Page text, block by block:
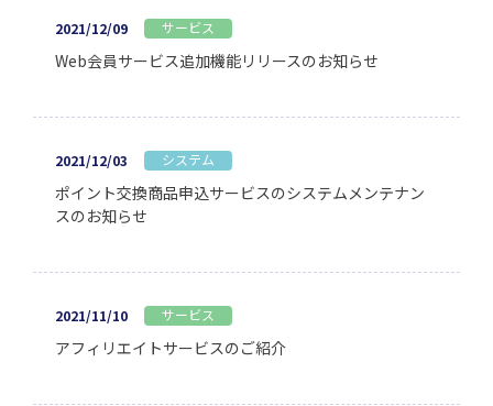
2021/12/09 サービス
Web会員サービス追加機能リリースのお知らせ
2021/12/03 システム
ポイント交換商品申込サービスのシステムメンテナン
スのお知らせ
2021/11/10 サービス
アフィリエイトサービスのご紹介